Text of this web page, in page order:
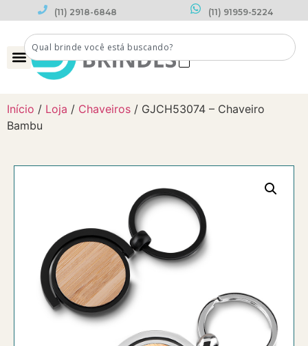
(11) 2918-6848 (11) 91959-5224
Início / Loja / Chaveiros / GJCH53074 – Chaveiro
Bambu